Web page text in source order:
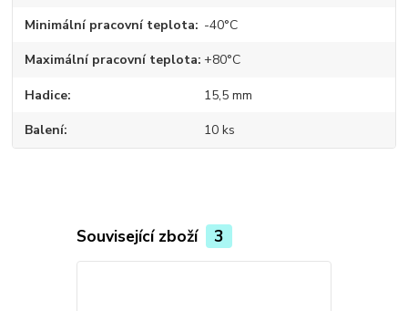
Minimální pracovní teplota -40°C
Maximální pracovní teplota +80°C
Hadice 15,5 mm
Balení 10 ks
Související zboží 3